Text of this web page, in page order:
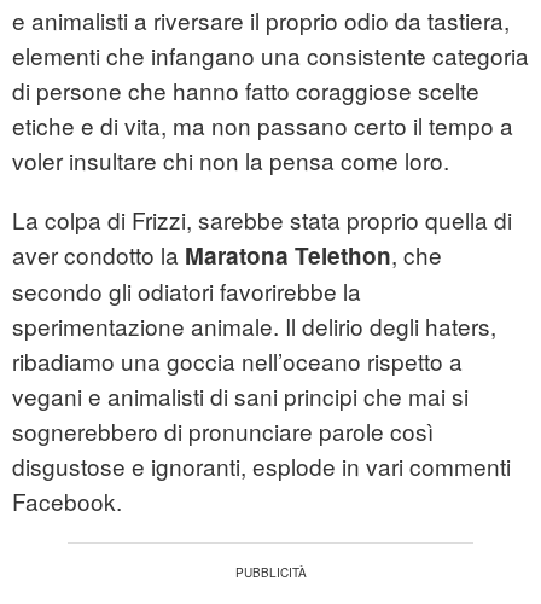
e animalisti a riversare il proprio odio da tastiera,
elementi che infangano una consistente categoria
di persone che hanno fatto coraggiose scelte
etiche e di vita, ma non passano certo il tempo a
voler insultare chi non la pensa come loro.
La colpa di Frizzi, sarebbe stata proprio quella di
aver condotto la Maratona Telethon, che
secondo gli odiatori favorirebbe la
sperimentazione animale. Il delirio degli haters,
ribadiamo una goccia nell’oceano rispetto a
vegani e animalisti di sani principi che mai si
sognerebbero di pronunciare parole così
disgustose e ignoranti, esplode in vari commenti
Facebook.